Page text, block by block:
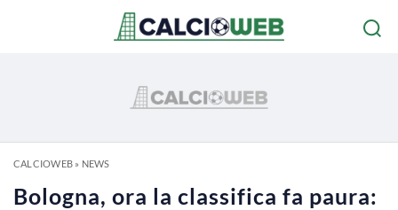
CALCIOWEB» NEWS
Bologna, ora la classifica fa paura: